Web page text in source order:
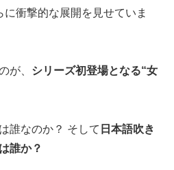
衝撃的な展開を見せていま
が、 シリーズ初登場となる“女
誰なのか？ そして 日本語吹き
誰か？